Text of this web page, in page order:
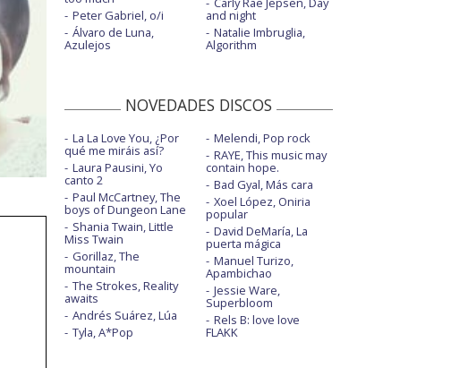
Peter Gabriel, o/i
Álvaro de Luna,
Azulejos
and night
Natalie Imbruglia,
Algorithm
NOVEDADES DISCOS
La La Love You, ¿Por
qué me miráis así?
Laura Pausini, Yo
canto 2
Paul McCartney, The
boys of Dungeon Lane
Shania Twain, Little
Miss Twain
Gorillaz, The
mountain
The Strokes, Reality
awaits
Andrés Suárez, Lúa
Tyla, A*Pop
Melendi, Pop rock
RAYE, This music may
contain hope.
Bad Gyal, Más cara
Xoel López, Oniria
popular
David DeMaría, La
puerta mágica
Manuel Turizo,
Apambichao
Jessie Ware,
Superbloom
Rels B: love love
FLAKK